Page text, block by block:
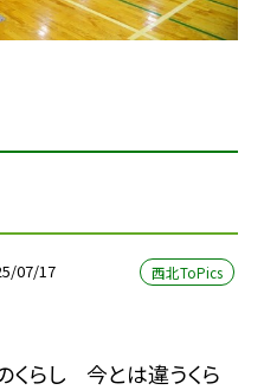
07/17 西北ToPics
らし 今とは違うくら